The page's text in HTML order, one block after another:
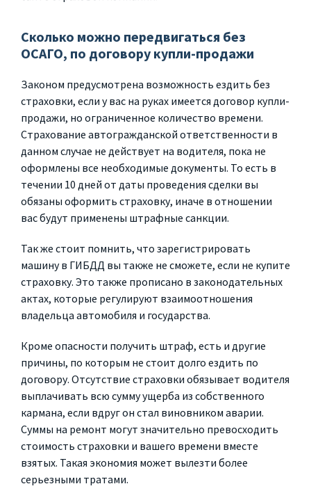
Сколько можно передвигаться без
ОСАГО, по договору купли-продажи
Законом предусмотрена возможность ездить без
страховки, если у вас на руках имеется договор купли-
продажи, но ограниченное количество времени.
Страхование автогражданской ответственности в
данном случае не действует на водителя, пока не
оформлены все необходимые документы. То есть в
течении 10 дней от даты проведения сделки вы
обязаны оформить страховку, иначе в отношении
вас будут применены штрафные санкции.
Так же стоит помнить, что зарегистрировать
машину в ГИБДД вы также не сможете, если не купите
страховку. Это также прописано в законодательных
актах, которые регулируют взаимоотношения
владельца автомобиля и государства.
Кроме опасности получить штраф, есть и другие
причины, по которым не стоит долго ездить по
договору. Отсутствие страховки обязывает водителя
выплачивать всю сумму ущерба из собственного
кармана, если вдруг он стал виновником аварии.
Суммы на ремонт могут значительно превосходить
стоимость страховки и вашего времени вместе
взятых. Такая экономия может вылезти более
серьезными тратами.